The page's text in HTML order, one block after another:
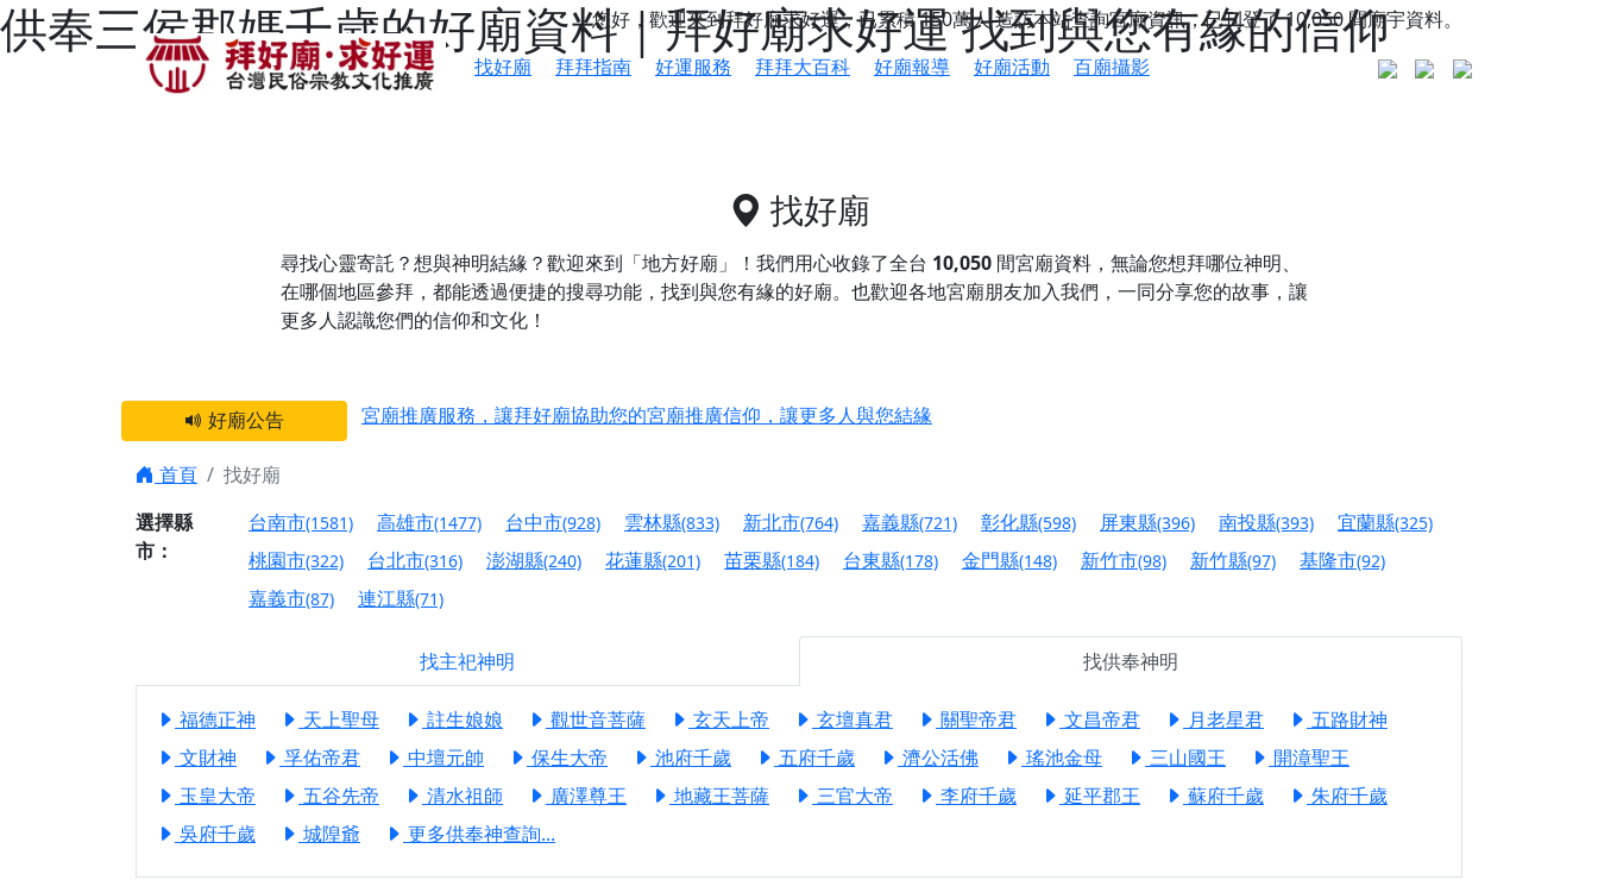
供奉三侯郡媽千歲的好廟資料｜拜好廟求好運 找到與您有緣的信仰
您好，歡迎來到拜好廟求好運，已累積150萬人造訪本站查詢宮廟資訊，已刊登了10,050間廟宇資料。
找好廟
拜拜指南 好運服務 拜拜大百科 好廟報導 好廟活動 百廟攝影
找好廟
尋找心靈寄託？想與神明結緣？歡迎來到「地方好廟」！我們用心收錄了全台 10,050 間宮廟資料，無論您想拜哪位神明、
在哪個地區參拜，都能透過便捷的搜尋功能，找到與您有緣的好廟。 也歡迎各地宮廟朋友加入我們，一同分享您的故事，讓
更多人認識您們的信仰和文化！
好廟公告
宮廟推廣服務，讓拜好廟協助您的宮廟推廣信仰，讓更多人與您結緣
【台北北投 唭哩岸慈生宮】慶讚中元普渡法會，誠摯邀請您一同參與，為自己與家人累積福德、祈求平安好運
【屏東縣獅子鄉 楓港清華山聖天宮】驪山母娘聖誕暨中元普渡大法會，誠邀十方善信大德，一同回到母娘慈悲座前，祈福納祥、慎
終追遠、廣植福田
【桃園市 桃園蓮華寺】盂蘭盆中元報恩法會，這場法會不只是超薦與普渡，更是一份對祖先的感恩、對親人的思念，也是為家人祈
願平安順遂的慈悲心意。
【桃園龜山 慈恩宮】丙午年梁皇寶懺法會，一念虔誠禮寶懺，一分懺悔植福田，誠邀十方善信大德共同參與。
【新北貢寮 南極玉明殿】中元普渡大法會，誠摯歡迎十方善信大德隨喜贊普，為祖先親眷祈求安息，也為自身與家人累積福德、種
下善緣。
【桃園慈善宮(天公廟)】中元普渡交給專業的來，省時省力又積福！「玉皇大帝 大天尊」 親自坐鎮主法！幫你累積的功德福報自然
首頁
找好廟
選擇縣
市：
台南市(1581) 高雄市(1477) 台中市(928) 雲林縣(833) 新北市(764) 嘉義縣(721) 彰化縣(598) 屏東縣(396) 南投縣(393) 宜蘭縣(325)
桃園市(322) 台北市(316) 澎湖縣(240) 花蓮縣(201) 苗栗縣(184) 台東縣(178) 金門縣(148) 新竹市(98) 新竹縣(97) 基隆市(92)
嘉義市(87) 連江縣(71)
找主祀神明 找供奉神明
福德正神 天上聖母 註生娘娘 觀世音菩薩 玄天上帝 玄壇真君 關聖帝君 文昌帝君 月老星君
五路財神
文財神
孚佑帝君 中壇元帥 保生大帝 池府千歲 五府千歲 濟公活佛 瑤池金母 三山國王
開漳聖王
玉皇大帝
五谷先帝 清水祖師 廣澤尊王 地藏王菩薩 三官大帝 李府千歲 延平郡王 蘇府千歲
朱府千歲
吳府千歲
城隍爺 更多供奉神查詢...